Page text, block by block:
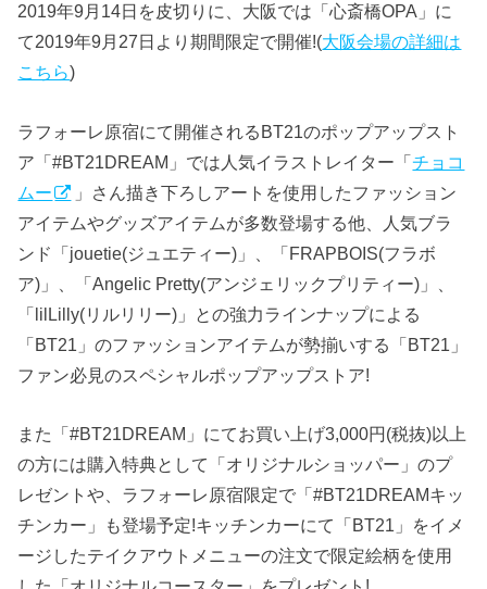
2019年9月14日を皮切りに、大阪では「心斎橋OPA」に
て2019年9月27日より期間限定で開催!(大阪会場の詳細は
こちら)
ラフォーレ原宿にて開催されるBT21のポップアップスト
ア「#BT21DREAM」では人気イラストレイター「チョコ
ムー
」さん描き下ろしアートを使用したファッション
アイテムやグッズアイテムが多数登場する他、人気ブラ
ンド「jouetie(ジュエティー)」、「FRAPBOIS(フラボ
ア)」、「Angelic Pretty(アンジェリックプリティー)」、
「lilLilly(リルリリー)」との強力ラインナップによる
「BT21」のファッションアイテムが勢揃いする「BT21」
ファン必見のスペシャルポップアップストア!
また「#BT21DREAM」にてお買い上げ3,000円(税抜)以上
の方には購入特典として「オリジナルショッパー」のプ
レゼントや、ラフォーレ原宿限定で「#BT21DREAMキッ
チンカー」も登場予定!キッチンカーにて「BT21」をイメ
ージしたテイクアウトメニューの注文で限定絵柄を使用